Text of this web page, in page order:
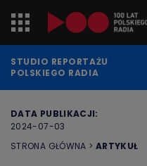
Jedynka
Dwójka
Trójka
STUDIO REPORTAŻU
POLSKIEGO RADIA
DATA PUBLIKACJI:
2024-07-03
STRONA GŁÓWNA > ARTYKUŁ